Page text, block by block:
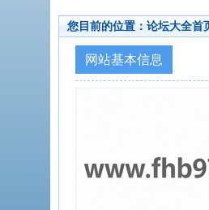
您目前的位置： 论坛大全首
网站基本信息